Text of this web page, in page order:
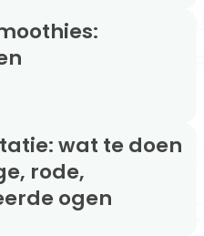
rode,
ogen